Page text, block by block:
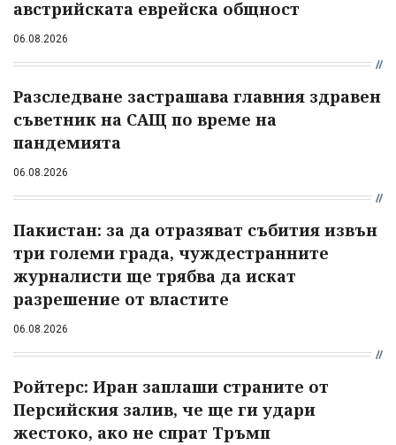
австрийската еврейска общност
06.08.2026
Разследване застрашава главния здравен
съветник на САЩ по време на
пандемията
06.08.2026
Пакистан: за да отразяват събития извън
три големи града, чуждестранните
журналисти ще трябва да искат
разрешение от властите
06.08.2026
Ройтерс: Иран заплаши страните от
Персийския залив, че ще ги удари
жестоко, ако не спрат Тръмп